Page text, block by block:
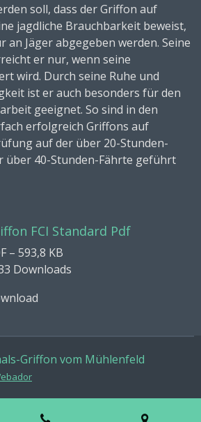
soll, dass der Griffon auf
jagdliche Brauchbarkeit beweist,
an Jäger abgegeben werden. Seine
er nur, wenn seine
wird. Durch seine Ruhe und
ist er auch besonders für den
geeignet. So sind in den
erfolgreich Griffons auf
auf der über 20-Stunden-
über 40-Stunden-Fährte geführt
FCI Standard Pdf
– 593,8 KB
Downloads
Griffon vom Mühlenfeld